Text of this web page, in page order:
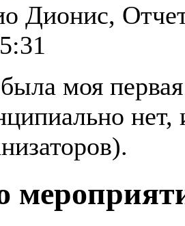
Дионис,
моя
нет,